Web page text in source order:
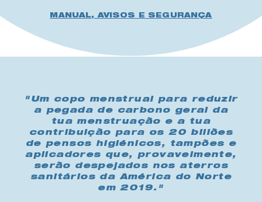
MANUAL, AVISOS E SEGURANÇA
"Um copo menstrual para reduzir
a pegada de carbono geral da
tua menstruação e a tua
contribuição para os 20 biliões
de pensos higiénicos, tampões e
aplicadores que, provavelmente,
serão despejados nos aterros
sanitários da América do Norte
em 2019."